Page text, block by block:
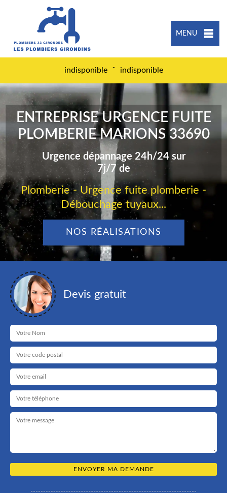
MENU
indisponible - indisponible
ENTREPRISE URGENCE FUITE
PLOMBERIE MARIONS 33690
Urgence dépannage 24h/24 sur
7j/7 de
Plomberie - Urgence fuite plomberie -
Débouchage tuyaux...
NOS RÉALISATIONS
Devis gratuit